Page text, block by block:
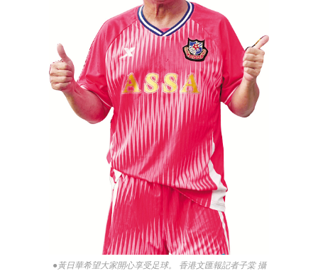
●黃日華希望大家開心享受足球。 香港文匯報記者子棠 攝